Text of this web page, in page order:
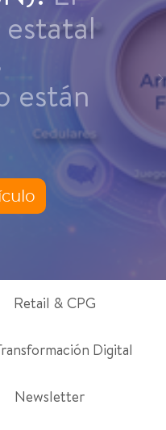
estatal
están
Retail & CPG
Digital
Newsletter